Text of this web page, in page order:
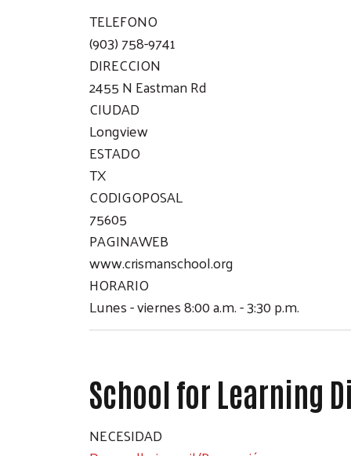
TELEFONO
(903) 758-9741
DIRECCION
2455 N Eastman Rd
CIUDAD
Longview
ESTADO
TX
CODIGOPOSAL
75605
PAGINAWEB
www.crismanschool.org
HORARIO
Lunes - viernes 8:00 a.m. - 3:30 p.m.
School for Learning
NECESIDAD